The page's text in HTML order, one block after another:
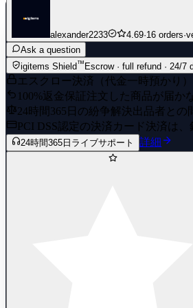
alexander2233 4.69·16 orders·
Ask a question
igitems Shield™ Escrow · full refund · 24/7
エスクロー決済（代金一時預かり）
100%返金保証 注文した商品が届か
24時間365日の紛争解決出品者との
PCI DSS認定の決済 カード決済は、
24時間365日ライブサポート 詳細